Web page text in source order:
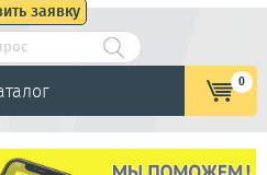
заявку
0